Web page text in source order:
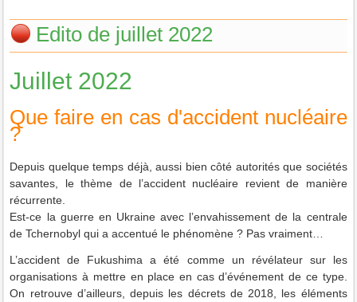
Edito de juillet 2022
Juillet 2022
Que faire en cas d'accident nucléaire
?
Depuis quelque temps déjà, aussi bien côté autorités que sociétés
savantes, le thème de l’accident nucléaire revient de manière
récurrente.
Est-ce la guerre en Ukraine avec l’envahissement de la centrale
de Tchernobyl qui a accentué le phénomène ? Pas vraiment…
L’accident de Fukushima a été comme un révélateur sur les
organisations à mettre en place en cas d’événement de ce type.
On retrouve d’ailleurs, depuis les décrets de 2018, les éléments